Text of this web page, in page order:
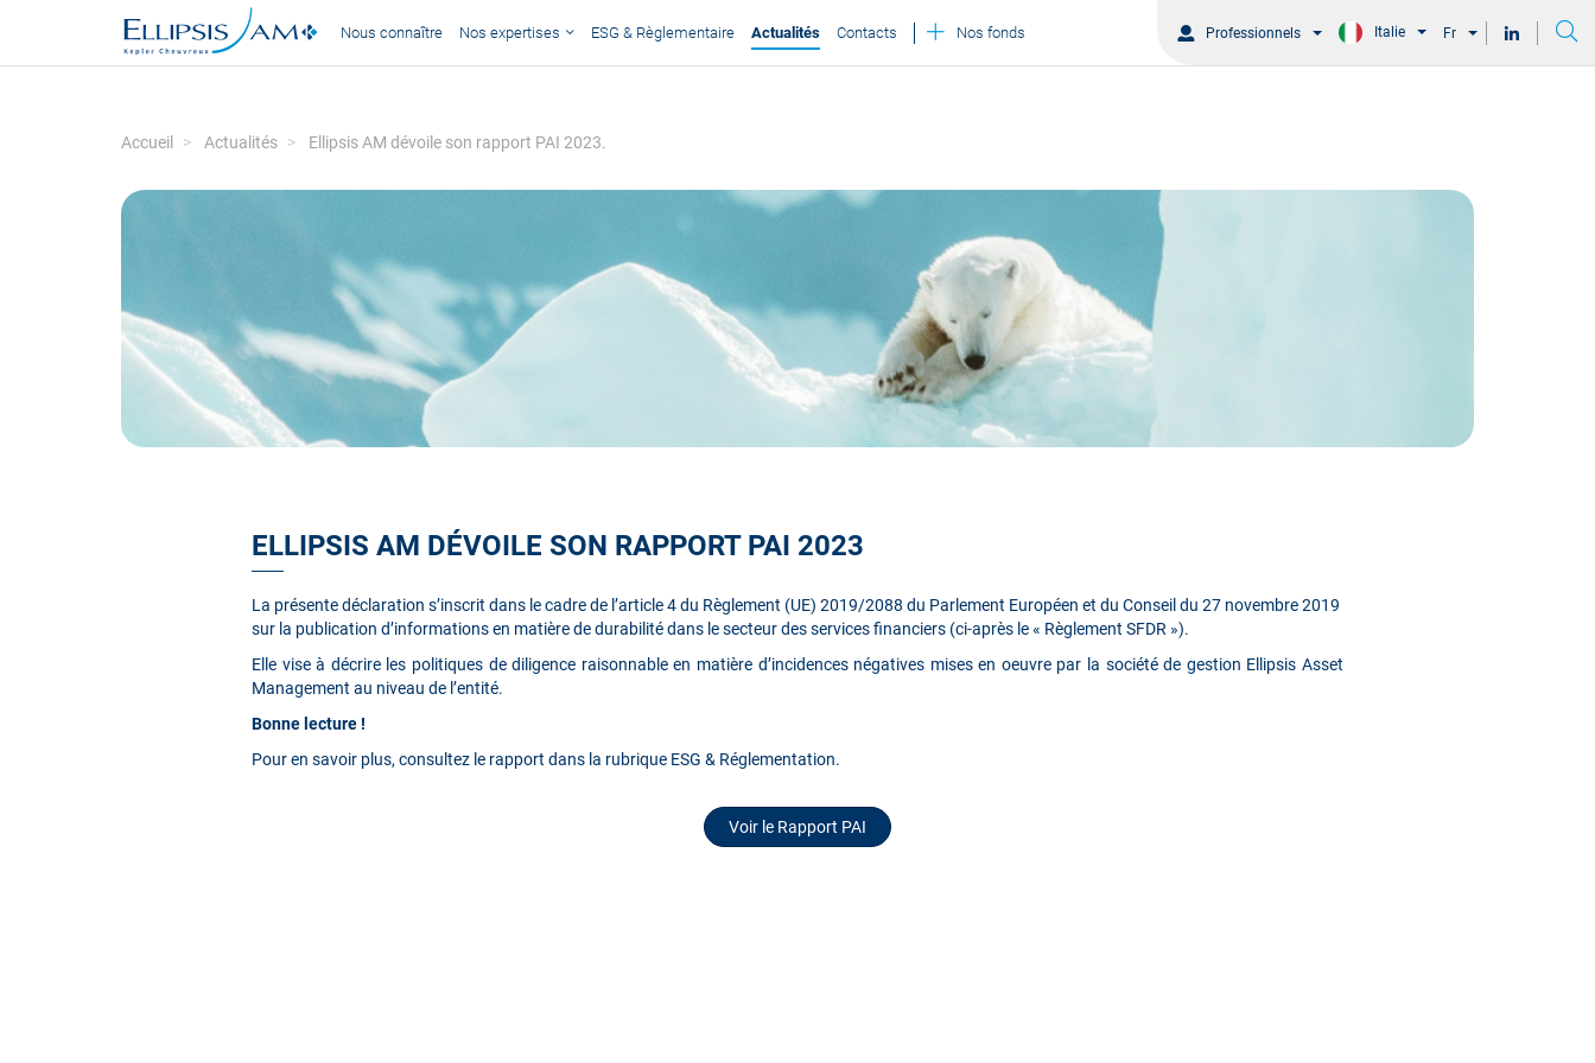
Professionnels Italie Fr
Nous connaître Nos expertises ESG & Règlementaire Actualités Contacts Nos fonds
Accueil Actualités Ellipsis AM dévoile son rapport PAI 2023.
ELLIPSIS AM DÉVOILE SON RAPPORT PAI 2023
La présente déclaration s’inscrit dans le cadre de l’article 4 du Règlement (UE) 2019/2088 du Parlement Européen et du Conseil du 27 novembre 2019
sur la publication d’informations en matière de durabilité dans le secteur des services financiers (ci-après le « Règlement SFDR »).
Elle vise à décrire les politiques de diligence raisonnable en matière d’incidences négatives mises en oeuvre par la société de gestion Ellipsis Asset
Management au niveau de l’entité.
Bonne lecture !
Pour en savoir plus, consultez le rapport dans la rubrique ESG & Réglementation.
Voir le Rapport PAI